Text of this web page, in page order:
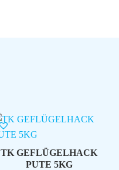
TK GEFLÜGELHACK
PUTE 5KG